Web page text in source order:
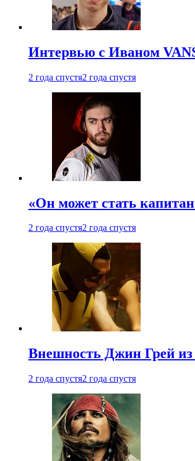
Интервью с Иваном
2 года спустя2 года спустя
«Он может стать
2 года спустя2 года спустя
Внешность Джин Грей из
2 года спустя2 года спустя